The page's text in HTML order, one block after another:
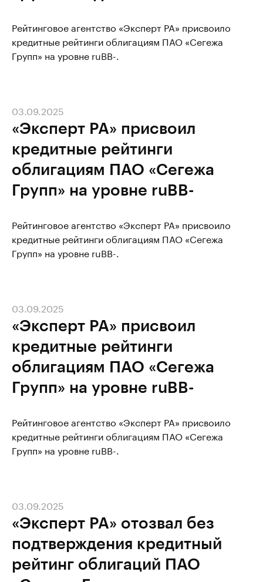
Рейтинговое агентство «Эксперт РА» присвоило
кредитные рейтинги облигациям ПАО «Сегежа
Групп» на уровне ruBB-.
«Эксперт РА» присвоил
кредитные рейтинги
облигациям ПАО «Сегежа
Групп» на уровне ruBB-
03.09.2025
Рейтинговое агентство «Эксперт РА» присвоило
кредитные рейтинги облигациям ПАО «Сегежа
Групп» на уровне ruBB-.
«Эксперт РА» присвоил
кредитные рейтинги
облигациям ПАО «Сегежа
Групп» на уровне ruBB-
03.09.2025
Рейтинговое агентство «Эксперт РА» присвоило
кредитные рейтинги облигациям ПАО «Сегежа
Групп» на уровне ruBB-.
«Эксперт РА» отозвал без
подтверждения кредитный
рейтинг облигаций ПАО
03.09.2025